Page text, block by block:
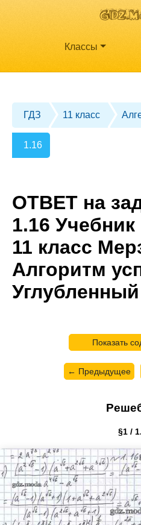
Классы
ГДЗ 11 класс
1.16
ОТВЕТ на
1.16
11 класс
Алгоритм
Показать
← Предыдущее
§1 /